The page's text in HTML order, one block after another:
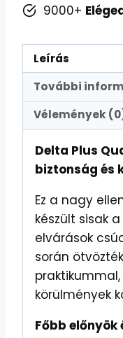
9000+
Leírás
További
Vélemények
Delta Plus
biztonság és
Ez a nagy
készült sisak
elvárások
során
körülmények
Főbb előnyök